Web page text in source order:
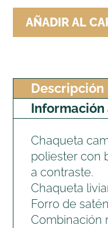
AZULINA
cantidad
AÑADIR AL
Descripción
Chaqueta
poliester con
a contraste.
Chaqueta
Forro de
Combinación